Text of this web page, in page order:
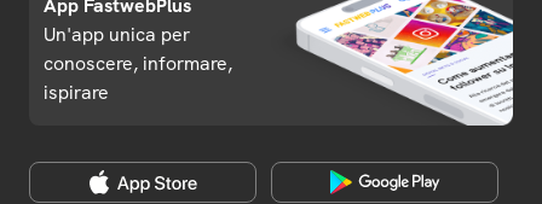
App FastwebPlus
Un'app unica per
conoscere, informare,
ispirare